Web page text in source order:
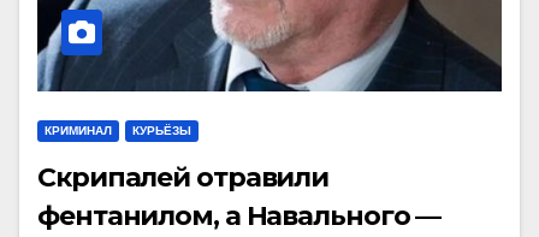
КРИМИНАЛ КУРЬЁЗЫ
Скрипалей отравили
фентанилом, а Навального —